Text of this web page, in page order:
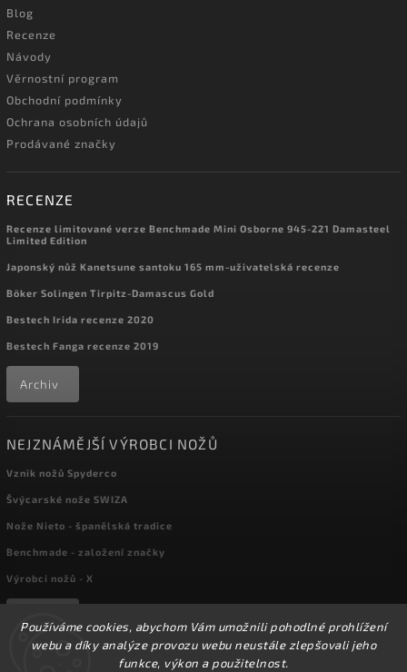
Používáme cookies, abychom Vám umožnili pohodlné prohlížení
webu a díky analýze provozu webu neustále zlepšovali jeho
funkce, výkon a použitelnost.
Blog
Recenze
Návody
Věrnostní program
Obchodní podmínky
Ochrana osobních údajů
Prodávané značky
RECENZE
Recenze limitované verze Benchmade Mini Osborne 945-221 Damasteel
Limited Edition
Japonský nůž Kanetsune santoku 165 mm-uživatelská recenze
Böker Solingen Tirpitz-Damascus Gold
Bestech Irida recenze 2020
Bestech Fanga recenze 2019
Archiv
NEJZNÁMĚJŠÍ VÝROBCI NOŽŮ
Vznik nožů Spyderco
Švýcarské nože SWIZA
Nože Nieto - španělská tradice
Benchmade - založení značky
Výrobci nožů - X